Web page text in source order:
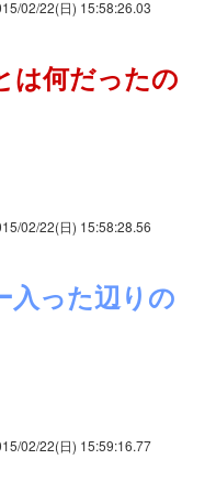
02/22(日) 15:58:26.03
は何だったの
02/22(日) 15:58:28.56
入った辺りの
02/22(日) 15:59:16.77